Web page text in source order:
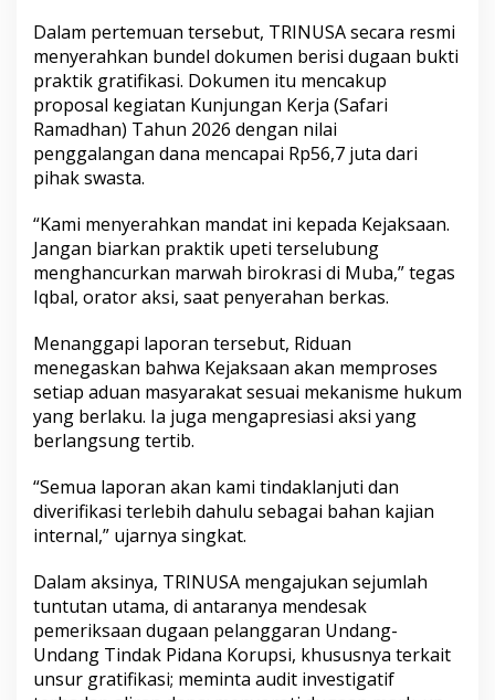
Dalam pertemuan tersebut, TRINUSA secara resmi
menyerahkan bundel dokumen berisi dugaan bukti
praktik gratifikasi. Dokumen itu mencakup
proposal kegiatan Kunjungan Kerja (Safari
Ramadhan) Tahun 2026 dengan nilai
penggalangan dana mencapai Rp56,7 juta dari
pihak swasta.
“Kami menyerahkan mandat ini kepada Kejaksaan.
Jangan biarkan praktik upeti terselubung
menghancurkan marwah birokrasi di Muba,” tegas
Iqbal, orator aksi, saat penyerahan berkas.
Menanggapi laporan tersebut, Riduan
menegaskan bahwa Kejaksaan akan memproses
setiap aduan masyarakat sesuai mekanisme hukum
yang berlaku. Ia juga mengapresiasi aksi yang
berlangsung tertib.
“Semua laporan akan kami tindaklanjuti dan
diverifikasi terlebih dahulu sebagai bahan kajian
internal,” ujarnya singkat.
Dalam aksinya, TRINUSA mengajukan sejumlah
tuntutan utama, di antaranya mendesak
pemeriksaan dugaan pelanggaran Undang-
Undang Tindak Pidana Korupsi, khususnya terkait
unsur gratifikasi; meminta audit investigatif